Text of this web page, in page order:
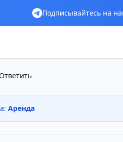
Подписывайтесь на
Аренда